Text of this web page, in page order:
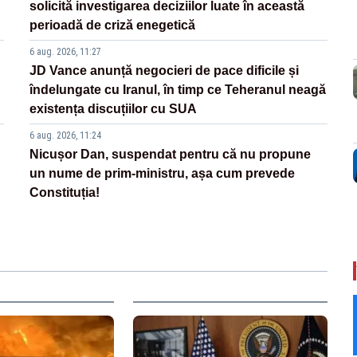
solicită investigarea deciziilor luate în această
perioadă de criză enegetică
6 aug. 2026, 11:27
JD Vance anunță negocieri de pace dificile și
îndelungate cu Iranul, în timp ce Teheranul neagă
existența discuțiilor cu SUA
6 aug. 2026, 11:24
Nicușor Dan, suspendat pentru că nu propune
un nume de prim-ministru, așa cum prevede
Constituția!